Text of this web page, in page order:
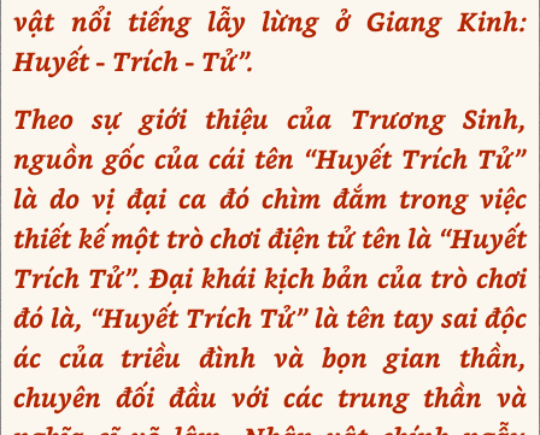
vật nổi tiếng lẫy lừng ở Giang Kinh:
Huyết - Trích - Tử”.
Theo sự giới thiệu của Trương Sinh,
nguồn gốc của cái tên “Huyết Trích Tử”
là do vị đại ca đó chìm đắm trong việc
thiết kế một trò chơi điện tử tên là “Huyết
Trích Tử”. Đại khái kịch bản của trò chơi
đó là, “Huyết Trích Tử” là tên tay sai độc
ác của triều đình và bọn gian thần,
chuyên đối đầu với các trung thần và